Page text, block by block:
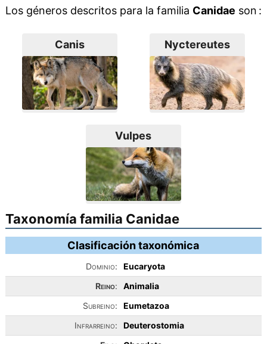
Los géneros descritos para la familia Canidae son :
Canis Nyctereutes
Vulpes
Taxonomía familia Canidae
Clasificación taxonómica
Dominio:
Eucaryota
Reino:
Animalia
Subreino:
Eumetazoa
Infrarreino:
Deuterostomia